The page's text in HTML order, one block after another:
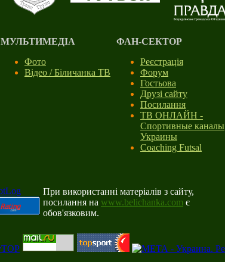
МУЛЬТИМЕДІА
Фото
Відео / Біличанка ТВ
ФАН-СЕКТОР
Реєстрація
Форум
Гостьова
Друзі сайту
Посилання
ТВ ОНЛАЙН -
Спортивные каналы
Украины
Coaching Futsal
При використанні матеріалів з сайту,
посилання на www.belichanka.com є
обов'язковим.